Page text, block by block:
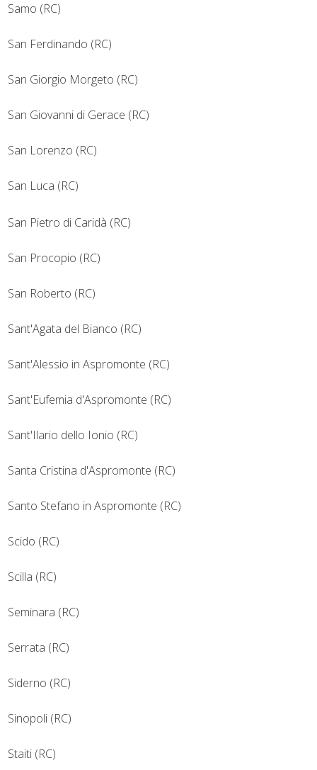
Samo (RC)
San Ferdinando (RC)
San Giorgio Morgeto (RC)
San Giovanni di Gerace (RC)
San Lorenzo (RC)
San Luca (RC)
San Pietro di Caridà (RC)
San Procopio (RC)
San Roberto (RC)
Sant'Agata del Bianco (RC)
Sant'Alessio in Aspromonte (RC)
Sant'Eufemia d'Aspromonte (RC)
Sant'Ilario dello Ionio (RC)
Santa Cristina d'Aspromonte (RC)
Santo Stefano in Aspromonte (RC)
Scido (RC)
Scilla (RC)
Seminara (RC)
Serrata (RC)
Siderno (RC)
Sinopoli (RC)
Staiti (RC)